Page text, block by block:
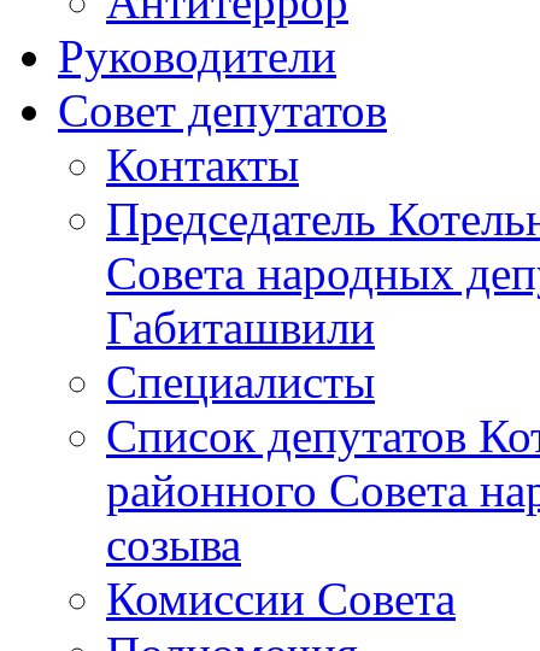
Руководители
Совет депутатов
Контакты
Председатель
Совета народных
Габиташвили
Специалисты
Список депутатов
районного Совета
созыва
Комиссии Совета